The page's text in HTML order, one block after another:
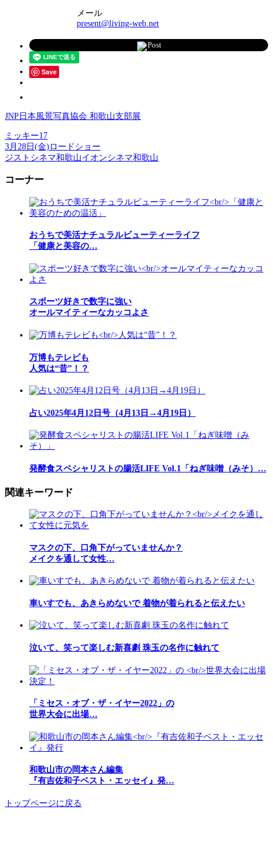
メール
present@living-web.net
Post
Save
JNP日本風景写真協会 和歌山支部展
ミッキー17
3月28日(金)ロードショー
ジストシネマ和歌山イオンシネマ和歌山
コーナー
おうちで美活ナチュラルビューティーライフ
「健康と美容の…
スポーツ好きで数字に強い
オールマイティーなカッコよさ
万博もテレビも
人気は“昔”！？
占い2025年4月12日号（4月13日→4月19日）
発酵食スペシャリストの腸活LIFE Vol.1「ねぎ味噌（みそ）…
関連キーワード
マスクの下、口角下がっていませんか？
メイクを通して女性…
車いすでも、あきらめないで 着物が着られると伝えたい
泣いて、笑って楽しむ新喜劇 珠玉の名作に触れて
「ミセス・オブ・ザ・イヤー2022」の
世界大会に出場…
和歌山市の岡本さん編集
『有吉佐和子ベスト・エッセイ』発…
トップページに戻る